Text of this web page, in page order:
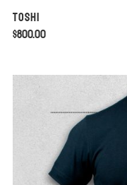
Toshi
$800.00